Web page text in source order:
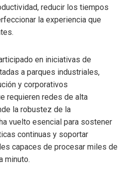
reducir los tiempos
la experiencia que
en iniciativas de
a parques industriales,
y corporativos
requieren redes de alta
la robustez de la
vuelto esencial para sostener
continuas y soportar
capaces de procesar miles de
minuto.